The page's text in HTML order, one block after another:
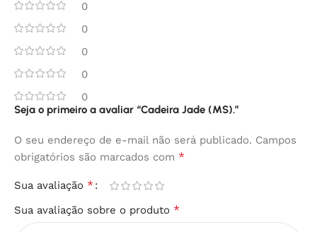
0
0
0
0
0
Seja o primeiro a avaliar “Cadeira Jade (MS).”
O seu endereço de e-mail não será publicado. Campos
obrigatórios são marcados com *
Sua avaliação *
Sua avaliação sobre o produto *